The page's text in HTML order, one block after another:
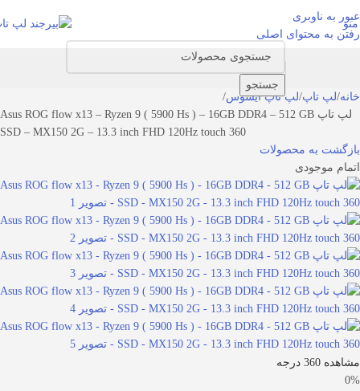
عبور به ناوبری
رفتن به محتوای اصلی
منو
جستجو
خانه لپ تاپ لپ تاپ ایسوس
لپ تاپ Asus ROG flow x13 – Ryzen 9 ( 5900 Hs ) – 16GB DDR4 – 512 GB
SSD – MX150 2G – 13.3 inch FHD 120Hz touch 360
بازگشت به محصولات
اتمام موجودی
مشاهده 360 درجه
0%